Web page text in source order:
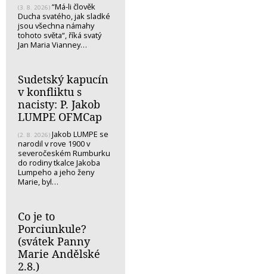
(3. 8. 2026) “Má-li člověk
Ducha svatého, jak sladké
jsou všechna námahy
tohoto světa“, říká svatý
Jan Maria Vianney…
Sudetský kapucín
v konfliktu s
nacisty: P. Jakob
LUMPE OFMCap
(2. 8. 2026) Jakob LUMPE se
narodil v rove 1900 v
severočeském Rumburku
do rodiny tkalce Jakoba
Lumpeho a jeho ženy
Marie, byl…
Co je to
Porciunkule?
(svátek Panny
Marie Andělské
2.8.)